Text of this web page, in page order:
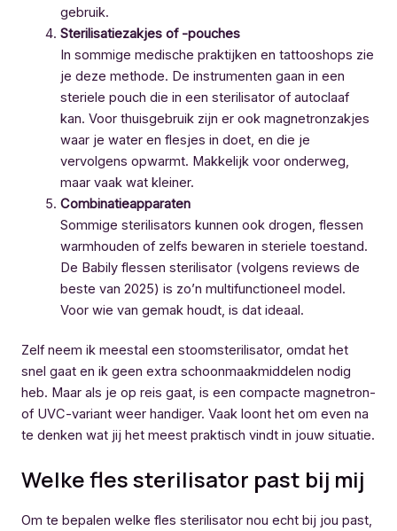
gebruik.
Sterilisatiezakjes of -pouches
In sommige medische praktijken en tattooshops zie
je deze methode. De instrumenten gaan in een
steriele pouch die in een sterilisator of autoclaaf
kan. Voor thuisgebruik zijn er ook magnetronzakjes
waar je water en flesjes in doet, en die je
vervolgens opwarmt. Makkelijk voor onderweg,
maar vaak wat kleiner.
Combinatieapparaten
Sommige sterilisators kunnen ook drogen, flessen
warmhouden of zelfs bewaren in steriele toestand.
De Babily flessen sterilisator (volgens reviews de
beste van 2025) is zo’n multifunctioneel model.
Voor wie van gemak houdt, is dat ideaal.
Zelf neem ik meestal een stoomsterilisator, omdat het
snel gaat en ik geen extra schoonmaakmiddelen nodig
heb. Maar als je op reis gaat, is een compacte magnetron-
of UVC-variant weer handiger. Vaak loont het om even na
te denken wat jij het meest praktisch vindt in jouw situatie.
Welke fles sterilisator past bij mij
Om te bepalen welke fles sterilisator nou echt bij jou past,